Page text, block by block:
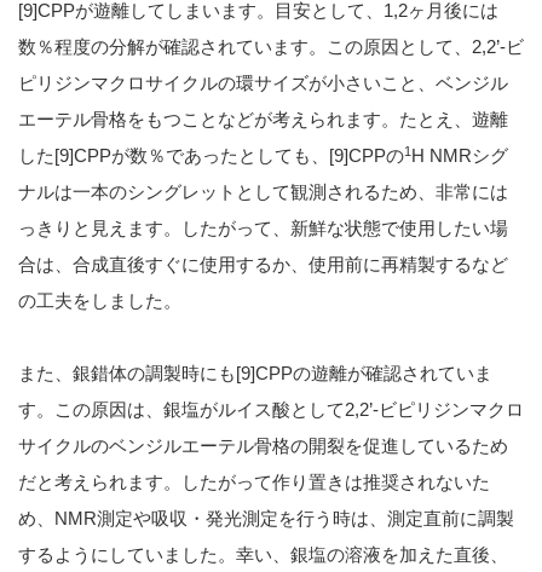
[9]CPPが遊離してしまいます。目安として、1,2ヶ月後には
数％程度の分解が確認されています。この原因として、2,2’-ビ
ピリジンマクロサイクルの環サイズが小さいこと、ベンジル
エーテル骨格をもつことなどが考えられます。たとえ、遊離
した[9]CPPが数％であったとしても、[9]CPPの1 H NMRシグ
ナルは一本のシングレットとして観測されるため、非常には
っきりと見えます。したがって、新鮮な状態で使用したい場
合は、合成直後すぐに使用するか、使用前に再精製するなど
の工夫をしました。
また、銀錯体の調製時にも[9]CPPの遊離が確認されていま
す。この原因は、銀塩がルイス酸として2,2’-ビピリジンマクロ
サイクルのベンジルエーテル骨格の開裂を促進しているため
だと考えられます。したがって作り置きは推奨されないた
め、NMR測定や吸収・発光測定を行う時は、測定直前に調製
するようにしていました。幸い、銀塩の溶液を加えた直後、